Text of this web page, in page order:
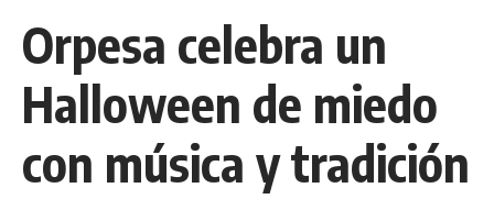
Orpesa celebra un
Halloween de miedo
con música y tradición